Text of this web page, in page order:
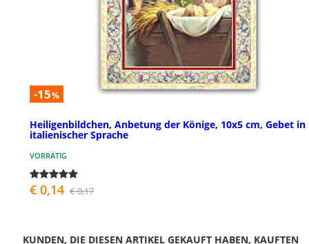
-15%
Heiligenbildchen, Anbetung der Könige, 10x5 cm, Gebet in
italienischer Sprache
VORRÄTIG
€ 0,14 € 0,17
KUNDEN, DIE DIESEN ARTIKEL GEKAUFT HABEN, KAUFTEN